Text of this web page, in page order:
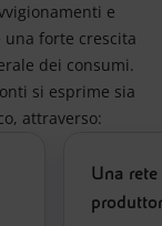
e
una forte crescita
dei consumi.
si esprime sia
attraverso:
Una